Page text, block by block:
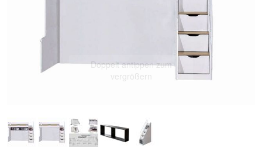
Doppelt antippen zum
vergrößern